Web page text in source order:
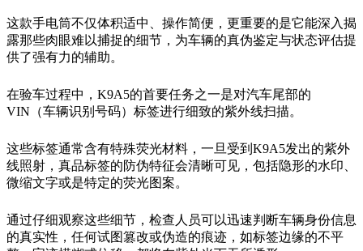
这款手电筒不仅体积适中、操作简便，更重要的是它能深入揭
露那些肉眼难以捕捉的细节，为车辆的真伪鉴定与状态评估提
供了强有力的辅助。
在验车过程中，K9A5的首要任务之一是对汽车尾部的
VIN（车辆识别号码）标签进行细致的紫外线扫描。
这些标签通常含有特殊荧光材料，一旦受到K9A5发出的紫外
线照射，真品标签的防伪特征会清晰可见，包括隐形的水印、
微缩文字或是特定的荧光图案。
通过仔细观察这些细节，检查人员可以迅速判断车辆身份信息
的真实性，任何试图篡改或伪造的痕迹，如标签边缘的不平